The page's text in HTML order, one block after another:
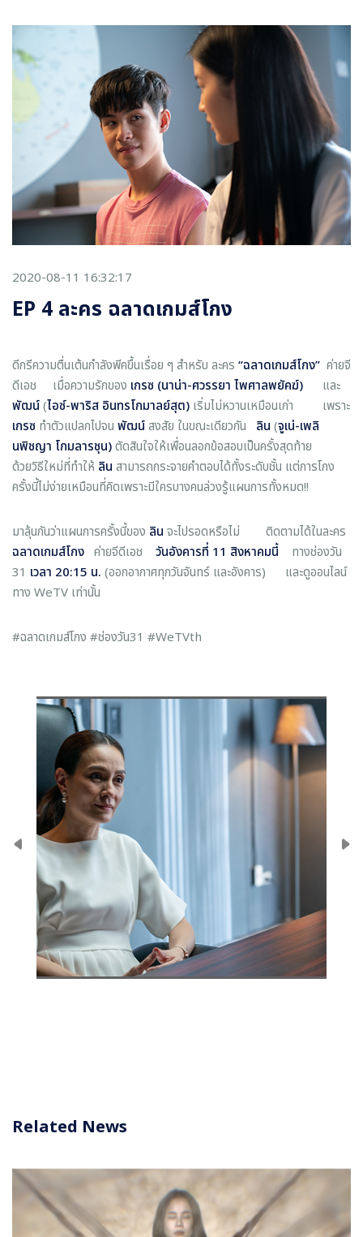
2020-08-11 16:32:17
EP 4 ละคร ฉลาดเกมส์โกง
ดีกรีความตื่นเต้นกำลังพีคขึ้นเรื่อย ๆ สำหรับ ละคร “ฉลาดเกมส์โกง” ค่ายจี
ดีเอช เมื่อความรักของ เกรซ (นาน่า-ศวรรยา ไพศาลพยัคฆ์) และ
พัฒน์(ไอซ์-พาริส อินทรโกมาลย์สุต) เริ่มไม่หวานเหมือนเก่า เพราะ
เกรซ ทำตัวแปลกไปจน พัฒน์สงสัย ในขณะเดียวกัน ลิน (จูเน่-เพลิ
นพิชญา โกมลารชุน)ตัดสินใจให้เพื่อนลอกข้อสอบเป็นครั้งสุดท้าย
ด้วยวิธีใหม่ที่ทำให้ ลิน สามารถกระจายคำตอบได้ทั้งระดับชั้น แต่การโกง
ครั้งนี้ไม่ง่ายเหมือนที่คิดเพราะมีใครบางคนล่วงรู้แผนการทั้งหมด!!
มาลุ้นกันว่าแผนการครั้งนี้ของ ลิน จะไปรอดหรือไม่ ติดตามได้ในละคร
ฉลาดเกมส์โกง ค่ายจีดีเอช วันอังคารที่ 11 สิงหาคมนี้ ทางช่องวัน
31 เวลา 20:15 น. (ออกอากาศทุกวันจันทร์ และอังคาร) และดูออนไลน์
ทาง WeTV เท่านั้น
#ฉลาดเกมส์โกง #ช่องวัน31 #WeTVth
Related News